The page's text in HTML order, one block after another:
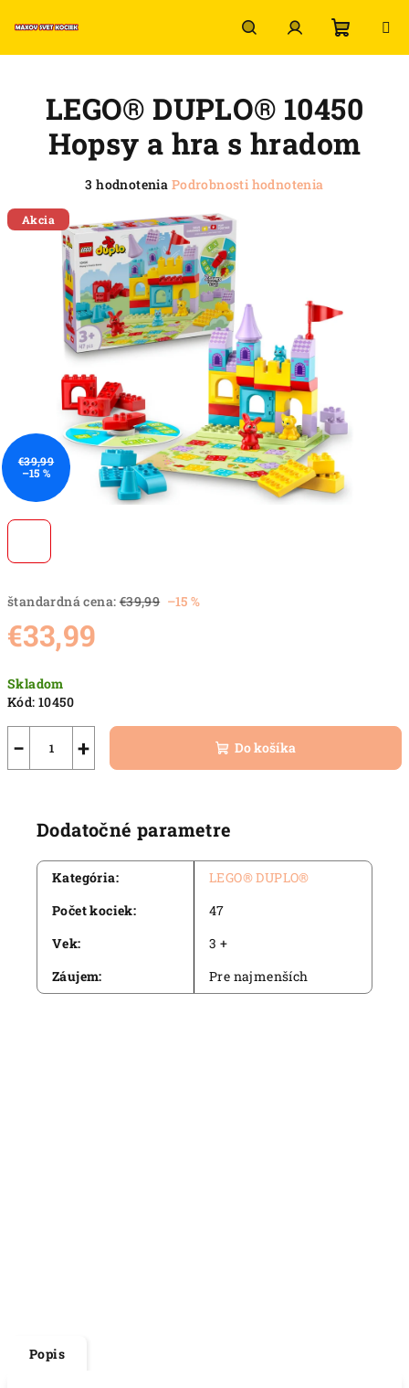
na
HľadaťPrihlásenie
košík
štandardná cena: €39,99 –15 %
€33,99
cena:
Skladom
Kód: 10450
+
− Do košíka
LEGO® DUPLO® 10450
Hopsy a hra s hradom
Priemerné
produktu
je
5,0
z
5
hviezdičiek.
3 hodnotenia Podrobnosti hodnotenia
Akcia
€39,99
–15 %
Dodatočné parametre
Kategória:
LEGO® DUPLO®
Počet kociek:
47
Vek:
3 +
Záujem: Pre najmenších
Popis